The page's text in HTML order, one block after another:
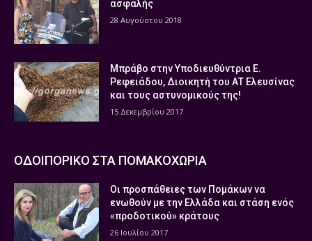
ασφαλής
28 Αυγούστου 2018
Μπράβο στην Υποδιευθύντρια Ε.
Ρεφειάδου, Διοικητή του ΑΤ Ελευσίνας
και τους αστυνομικούς της!
15 Δεκεμβρίου 2017
ΟΔΟΙΠΟΡΙΚΟ ΣΤΑ ΠΟΜΑΚΟΧΩΡΙΑ
Οι προσπάθειες των Πομάκων να
ενωθούν με την Ελλάδα και στάση ενός
«προδοτικού» κράτους
26 Ιουλίου 2017